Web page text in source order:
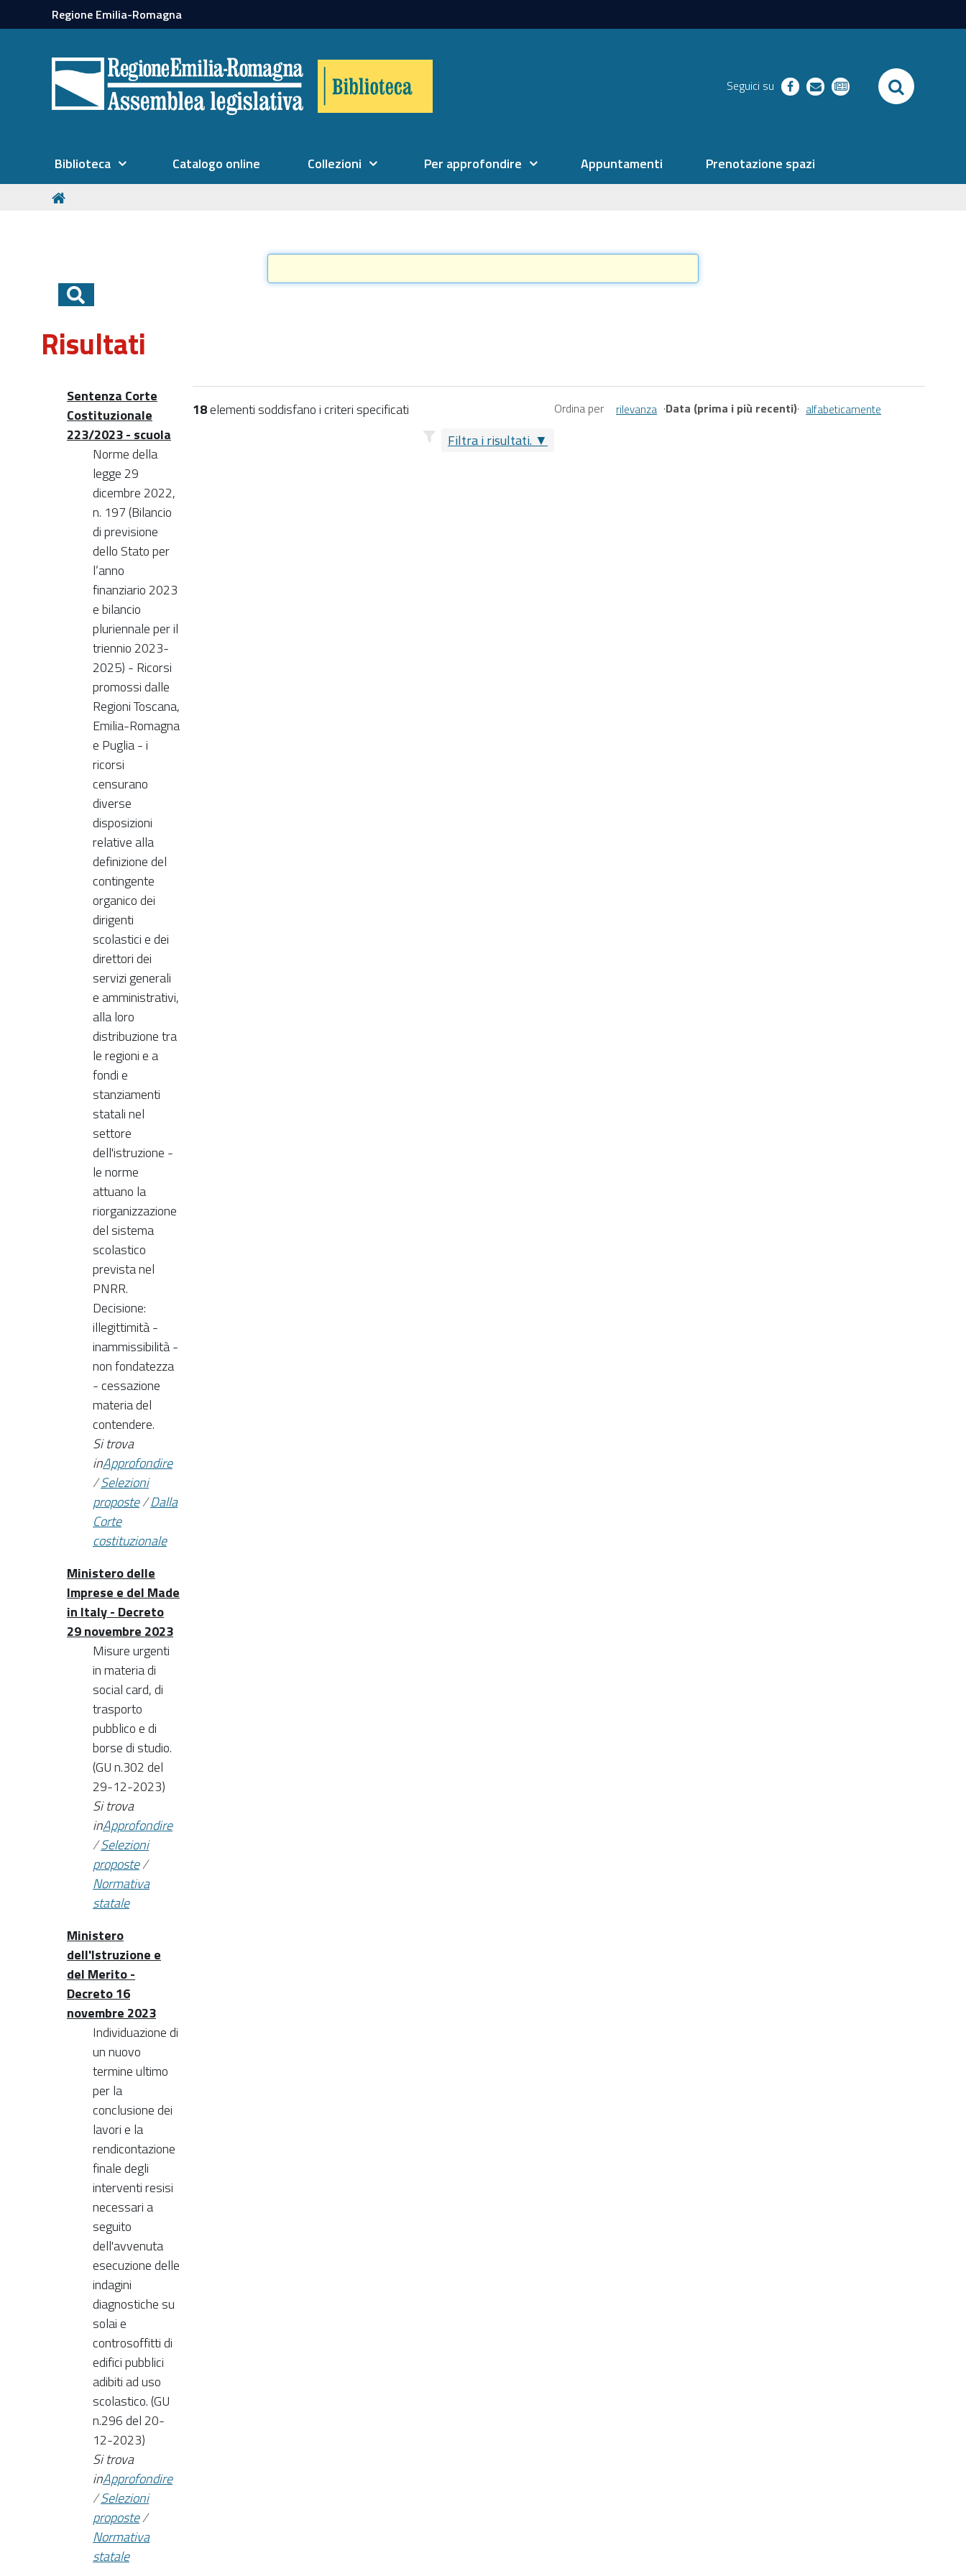
Regione Emilia-Romagna
Seguici su facebookrichiestenewsletter SEARCH
Biblioteca Catalogo online Collezioni Per approfondire Appuntamenti Prenotazione spazi
Risultati
18elementi soddisfano i criteri specificati
Filtra i risultati.
Ordina per rilevanza ·Data (prima i più recenti)· alfabeticamente
Sentenza Corte
Costituzionale
223/2023 - scuola
Norme della
legge 29
dicembre 2022,
n. 197 (Bilancio
di previsione
dello Stato per
l’anno
finanziario 2023
e bilancio
pluriennale per il
triennio 2023-
2025) - Ricorsi
promossi dalle
Regioni Toscana,
Emilia-Romagna
e Puglia - i
ricorsi
censurano
diverse
disposizioni
relative alla
definizione del
contingente
organico dei
dirigenti
scolastici e dei
direttori dei
servizi generali
e amministrativi,
alla loro
distribuzione tra
le regioni e a
fondi e
stanziamenti
statali nel
settore
dell'istruzione -
le norme
attuano la
riorganizzazione
del sistema
scolastico
prevista nel
PNRR.
Decisione:
illegittimità -
inammissibilità -
non fondatezza
- cessazione
materia del
contendere.
Si trova
inApprofondire
/Selezioni
proposte/Dalla
Corte
costituzionale
Ministero delle
Imprese e del Made
in Italy - Decreto
29 novembre 2023
Misure urgenti
in materia di
social card, di
trasporto
pubblico e di
borse di studio.
(GU n.302 del
29-12-2023)
Si trova
inApprofondire
/Selezioni
proposte/
Normativa
statale
Ministero
dell'Istruzione e
del Merito -
Decreto 16
novembre 2023
Individuazione di
un nuovo
termine ultimo
per la
conclusione dei
lavori e la
rendicontazione
finale degli
interventi resisi
necessari a
seguito
dell'avvenuta
esecuzione delle
indagini
diagnostiche su
solai e
controsoffitti di
edifici pubblici
adibiti ad uso
scolastico. (GU
n.296 del 20-
12-2023)
Si trova
inApprofondire
/Selezioni
proposte/
Normativa
statale